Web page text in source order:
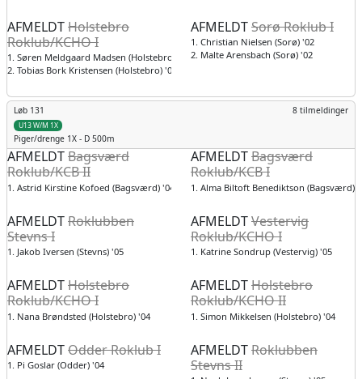
AFMELDTHolstebro
Roklub/KCHO I
1. Søren Meldgaard Madsen (Holstebro) '02
2. Tobias Bork Kristensen (Holstebro) '03
AFMELDTSorø Roklub I
1. Christian Nielsen (Sorø) '02
2. Malte Arensbach (Sorø) '02
Løb 131 8 tilmeldinger
U13 W/M 1X
Piger/drenge 1X - D 500m
AFMELDTBagsværd
Roklub/KCB II
1. Astrid Kirstine Kofoed (Bagsværd) '04
AFMELDTBagsværd
Roklub/KCB I
1. Alma Biltoft Benediktson (Bagsværd)
AFMELDTRoklubben
Stevns I
1. Jakob Iversen (Stevns) '05
AFMELDTVestervig
Roklub/KCHO I
1. Katrine Sondrup (Vestervig) '05
AFMELDTHolstebro
Roklub/KCHO I
1. Nana Brøndsted (Holstebro) '04
AFMELDTHolstebro
Roklub/KCHO II
1. Simon Mikkelsen (Holstebro) '04
AFMELDTOdder Roklub I
1. Pi Goslar (Odder) '04
AFMELDTRoklubben
Stevns II